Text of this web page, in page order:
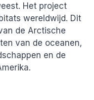
Het project
wereldwijd. Dit
de Arctische
van de oceanen,
en de